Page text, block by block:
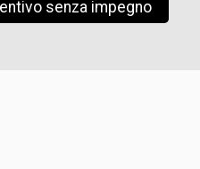
senza impegno